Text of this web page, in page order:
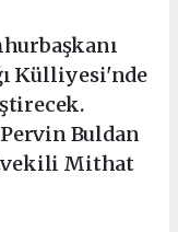
Külliyesi'nde
Buldan
Mithat